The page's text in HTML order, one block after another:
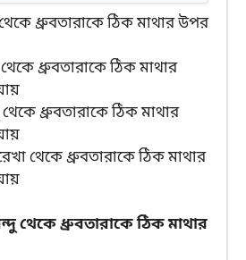
ধ্রুবতারাকে ঠিক মাথার উপর
ধ্রুবতারাকে ঠিক মাথার
ধ্রুবতারাকে ঠিক মাথার
থেকে ধ্রুবতারাকে ঠিক মাথার
থেকে ধ্রুবতারাকে ঠিক মাথার